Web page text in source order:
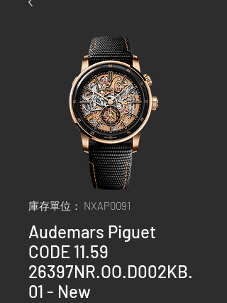
庫存單位： NXAP0091
Audemars Piguet
CODE 11.59
26397NR.OO.D002KB.
01 - New